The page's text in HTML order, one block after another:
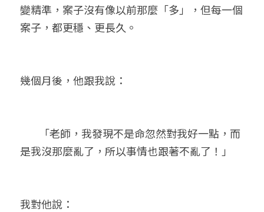
變精準，案子沒有像以前那麼「多」，但每一個
案子，都更穩、更長久。
幾個月後，他跟我說：
是我沒那麼亂了，所以事情也跟著不亂了！」
我對他說：